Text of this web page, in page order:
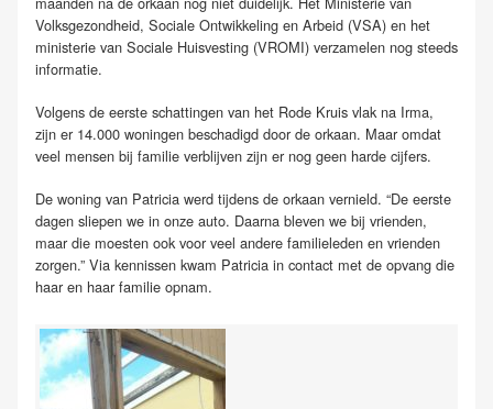
Volksgezondheid, Sociale Ontwikkeling en Arbeid (VSA) en het
ministerie van Sociale Huisvesting (VROMI) verzamelen nog steeds
informatie.
Volgens de eerste schattingen van het Rode Kruis vlak na Irma,
zijn er 14.000 woningen beschadigd door de orkaan. Maar omdat
veel mensen bij familie verblijven zijn er nog geen harde cijfers.
De woning van Patricia werd tijdens de orkaan vernield. “De eerste
dagen sliepen we in onze auto. Daarna bleven we bij vrienden,
maar die moesten ook voor veel andere familieleden en vrienden
zorgen.” Via kennissen kwam Patricia in contact met de opvang die
haar en haar familie opnam.